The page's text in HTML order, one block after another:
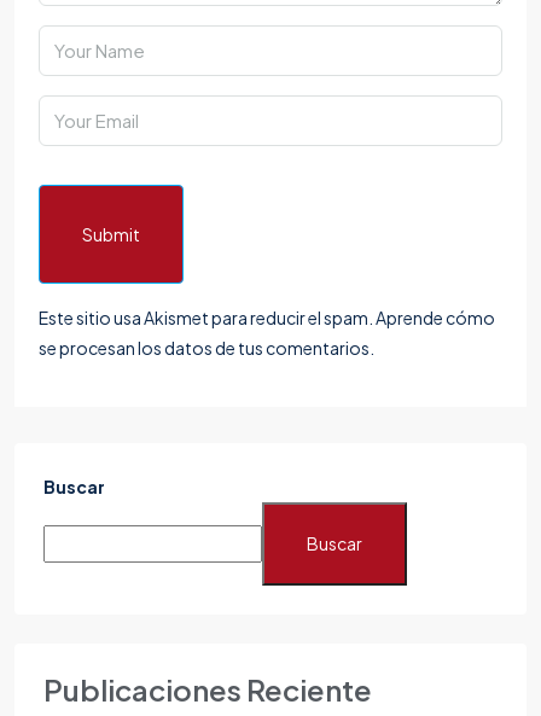
Submit
Este sitio usa Akismet para reducir el spam. Aprende cómo
se procesan los datos de tus comentarios.
Buscar
Buscar
Publicaciones Reciente